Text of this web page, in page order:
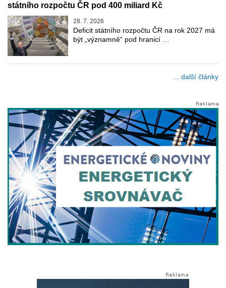
státního rozpočtu ČR pod 400 miliard Kč
28. 7. 2026
Deficit státního rozpočtu ČR na rok 2027 má
být „významně“ pod hranicí …
... další články